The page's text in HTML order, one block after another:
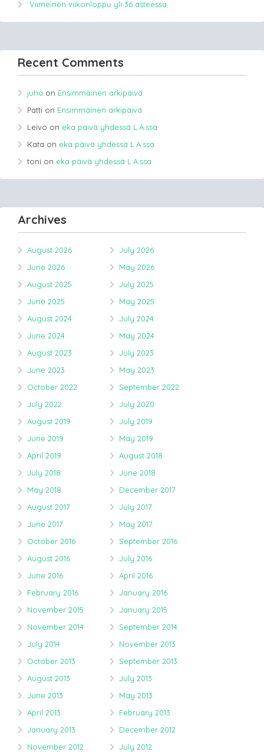
Viimeinen viikonloppu yli 36 asteessa.
Recent Comments
juha on Ensimmäinen arkipäivä
Patti on Ensimmäinen arkipäivä
Leivo on eka päivä yhdessä L.A.ssa
Kata on eka päivä yhdessä L.A.ssa
toni on eka päivä yhdessä L.A.ssa
Archives
August 2026
July 2026
June 2026
May 2026
August 2025
July 2025
June 2025
May 2025
August 2024
July 2024
June 2024
May 2024
August 2023
July 2023
June 2023
May 2023
October 2022
September 2022
July 2022
July 2020
August 2019
July 2019
June 2019
May 2019
April 2019
August 2018
July 2018
June 2018
May 2018
December 2017
August 2017
July 2017
June 2017
May 2017
October 2016
September 2016
August 2016
July 2016
June 2016
April 2016
February 2016
January 2016
November 2015
January 2015
November 2014
September 2014
July 2014
November 2013
October 2013
September 2013
August 2013
July 2013
June 2013
May 2013
April 2013
February 2013
January 2013
December 2012
November 2012
July 2012